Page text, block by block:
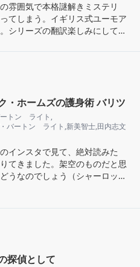
雰囲気で本格謎解きミステリ
てしまう。イギリス式ユーモア
シリーズの翻訳楽しみにしてお
・ホームズの護身術 バリツ
トン゠ライト,
バートン゠ライト,新美智士,田内志文
インスタで見て、絶対読みた
てきました。架空のものだと思
うなのでしょう（シャーロッキ
探偵として